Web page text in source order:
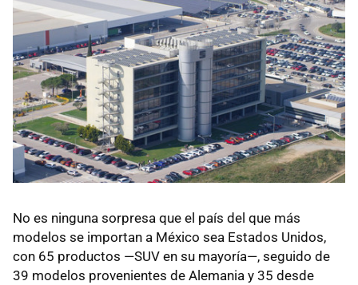
No es ninguna sorpresa que el país del que más
modelos se importan a México sea Estados Unidos,
con 65 productos —SUV en su mayoría—, seguido de
39 modelos provenientes de Alemania y 35 desde